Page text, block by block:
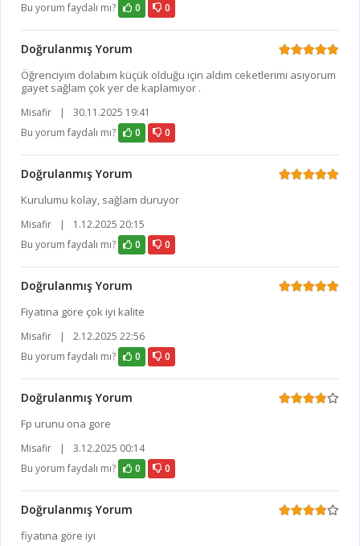
Bu yorum faydalı mı?
0 0
Doğrulanmış Yorum
Öğrenciyim dolabım küçük olduğu için aldım ceketlerimi asıyorum
gayet sağlam çok yer de kaplamıyor .
Misafir |
30.11.2025 19:41
Bu yorum faydalı mı?
0 0
Doğrulanmış Yorum
Kurulumu kolay, sağlam duruyor
Misafir |
1.12.2025 20:15
Bu yorum faydalı mı?
0 0
Doğrulanmış Yorum
Fiyatına göre çok iyi kalite
Misafir |
2.12.2025 22:56
Bu yorum faydalı mı?
0 0
Doğrulanmış Yorum
Fp urunu ona gore
Misafir |
3.12.2025 00:14
Bu yorum faydalı mı?
0 0
Doğrulanmış Yorum
fiyatına göre iyi